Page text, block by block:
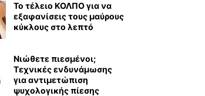
Το τέλειο ΚΟΛΠΟ για να
εξαφανίσεις τους μαύρους
κύκλους στο λεπτό
Νιώθετε πιεσμένοι;
Τεχνικές ενδυνάμωσης
για αντιμετώπιση
ψυχολογικής πίεσης